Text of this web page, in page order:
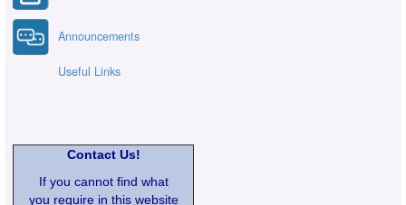
Announcements
Useful Links
Contact Us!
If you cannot find what
you require in this website